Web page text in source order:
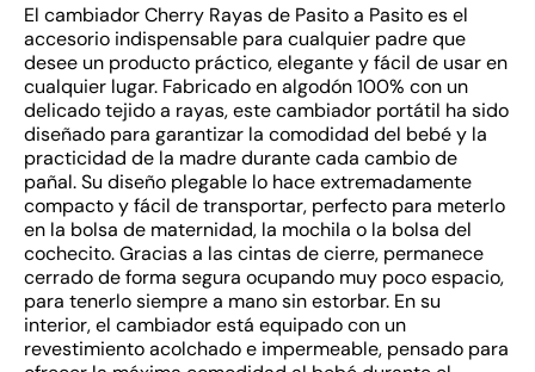
El cambiador Cherry Rayas de Pasito a Pasito es el
accesorio indispensable para cualquier padre que
desee un producto práctico, elegante y fácil de usar en
cualquier lugar. Fabricado en algodón 100% con un
delicado tejido a rayas, este cambiador portátil ha sido
diseñado para garantizar la comodidad del bebé y la
practicidad de la madre durante cada cambio de
pañal. Su diseño plegable lo hace extremadamente
compacto y fácil de transportar, perfecto para meterlo
en la bolsa de maternidad, la mochila o la bolsa del
cochecito. Gracias a las cintas de cierre, permanece
cerrado de forma segura ocupando muy poco espacio,
para tenerlo siempre a mano sin estorbar. En su
interior, el cambiador está equipado con un
revestimiento acolchado e impermeable, pensado para